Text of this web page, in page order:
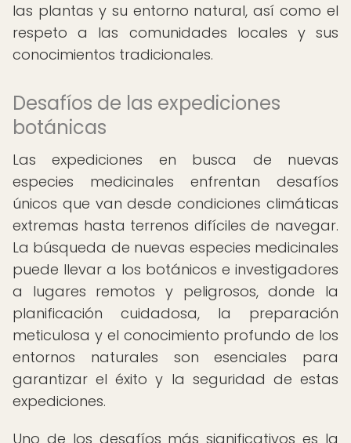
las plantas y su entorno natural, así como el
respeto a las comunidades locales y sus
conocimientos tradicionales.
Desafíos de las expediciones
botánicas
Las expediciones en busca de nuevas
especies medicinales enfrentan desafíos
únicos que van desde condiciones climáticas
extremas hasta terrenos difíciles de navegar.
La búsqueda de nuevas especies medicinales
puede llevar a los botánicos e investigadores
a lugares remotos y peligrosos, donde la
planificación cuidadosa, la preparación
meticulosa y el conocimiento profundo de los
entornos naturales son esenciales para
garantizar el éxito y la seguridad de estas
expediciones.
Uno de los desafíos más significativos es la